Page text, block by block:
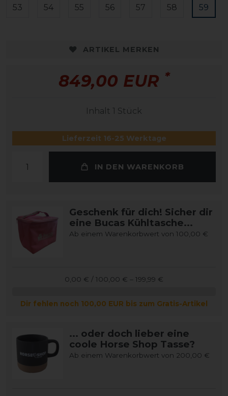
53 54 55 56 57 58 59
ARTIKEL MERKEN
849,00 EUR *
Inhalt 1 Stück
Lieferzeit 16-25 Werktage
IN DEN WARENKORB
Geschenk für dich! Sicher dir
eine Bucas Kühltasche...
Ab einem Warenkorbwert von 100,00 €
0,00 € / 100,00 € – 199,99 €
Dir fehlen noch 100,00 EUR bis zum Gratis-Artikel
... oder doch lieber eine
coole Horse Shop Tasse?
Ab einem Warenkorbwert von 200,00 €